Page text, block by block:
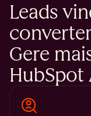
Leads
Gere
HubSpot